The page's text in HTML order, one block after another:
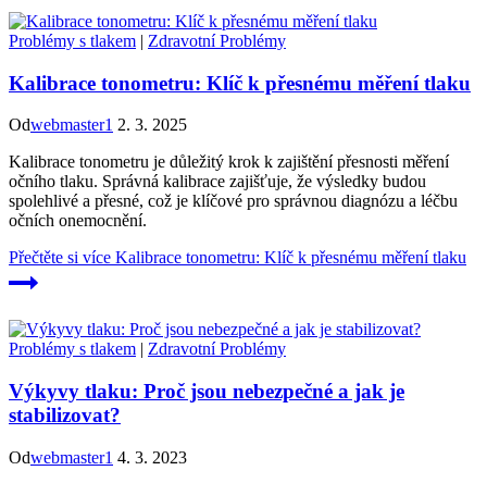
Problémy s tlakem | Zdravotní Problémy
Kalibrace tonometru: Klíč k přesnému měření tlaku
Odwebmaster1 2. 3. 2025
Kalibrace tonometru je důležitý krok k zajištění přesnosti měření
očního tlaku. Správná kalibrace zajišťuje, že výsledky budou
spolehlivé a přesné, což je klíčové pro správnou diagnózu a léčbu
očních onemocnění.
Přečtěte si více Kalibrace tonometru: Klíč k přesnému měření tlaku
Problémy s tlakem | Zdravotní Problémy
Výkyvy tlaku: Proč jsou nebezpečné a jak je
stabilizovat?
Odwebmaster1 4. 3. 2023